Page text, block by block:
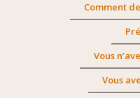
Comment
Vous
Vous